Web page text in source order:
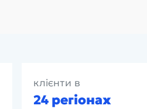
клієнти в
24 регіонах